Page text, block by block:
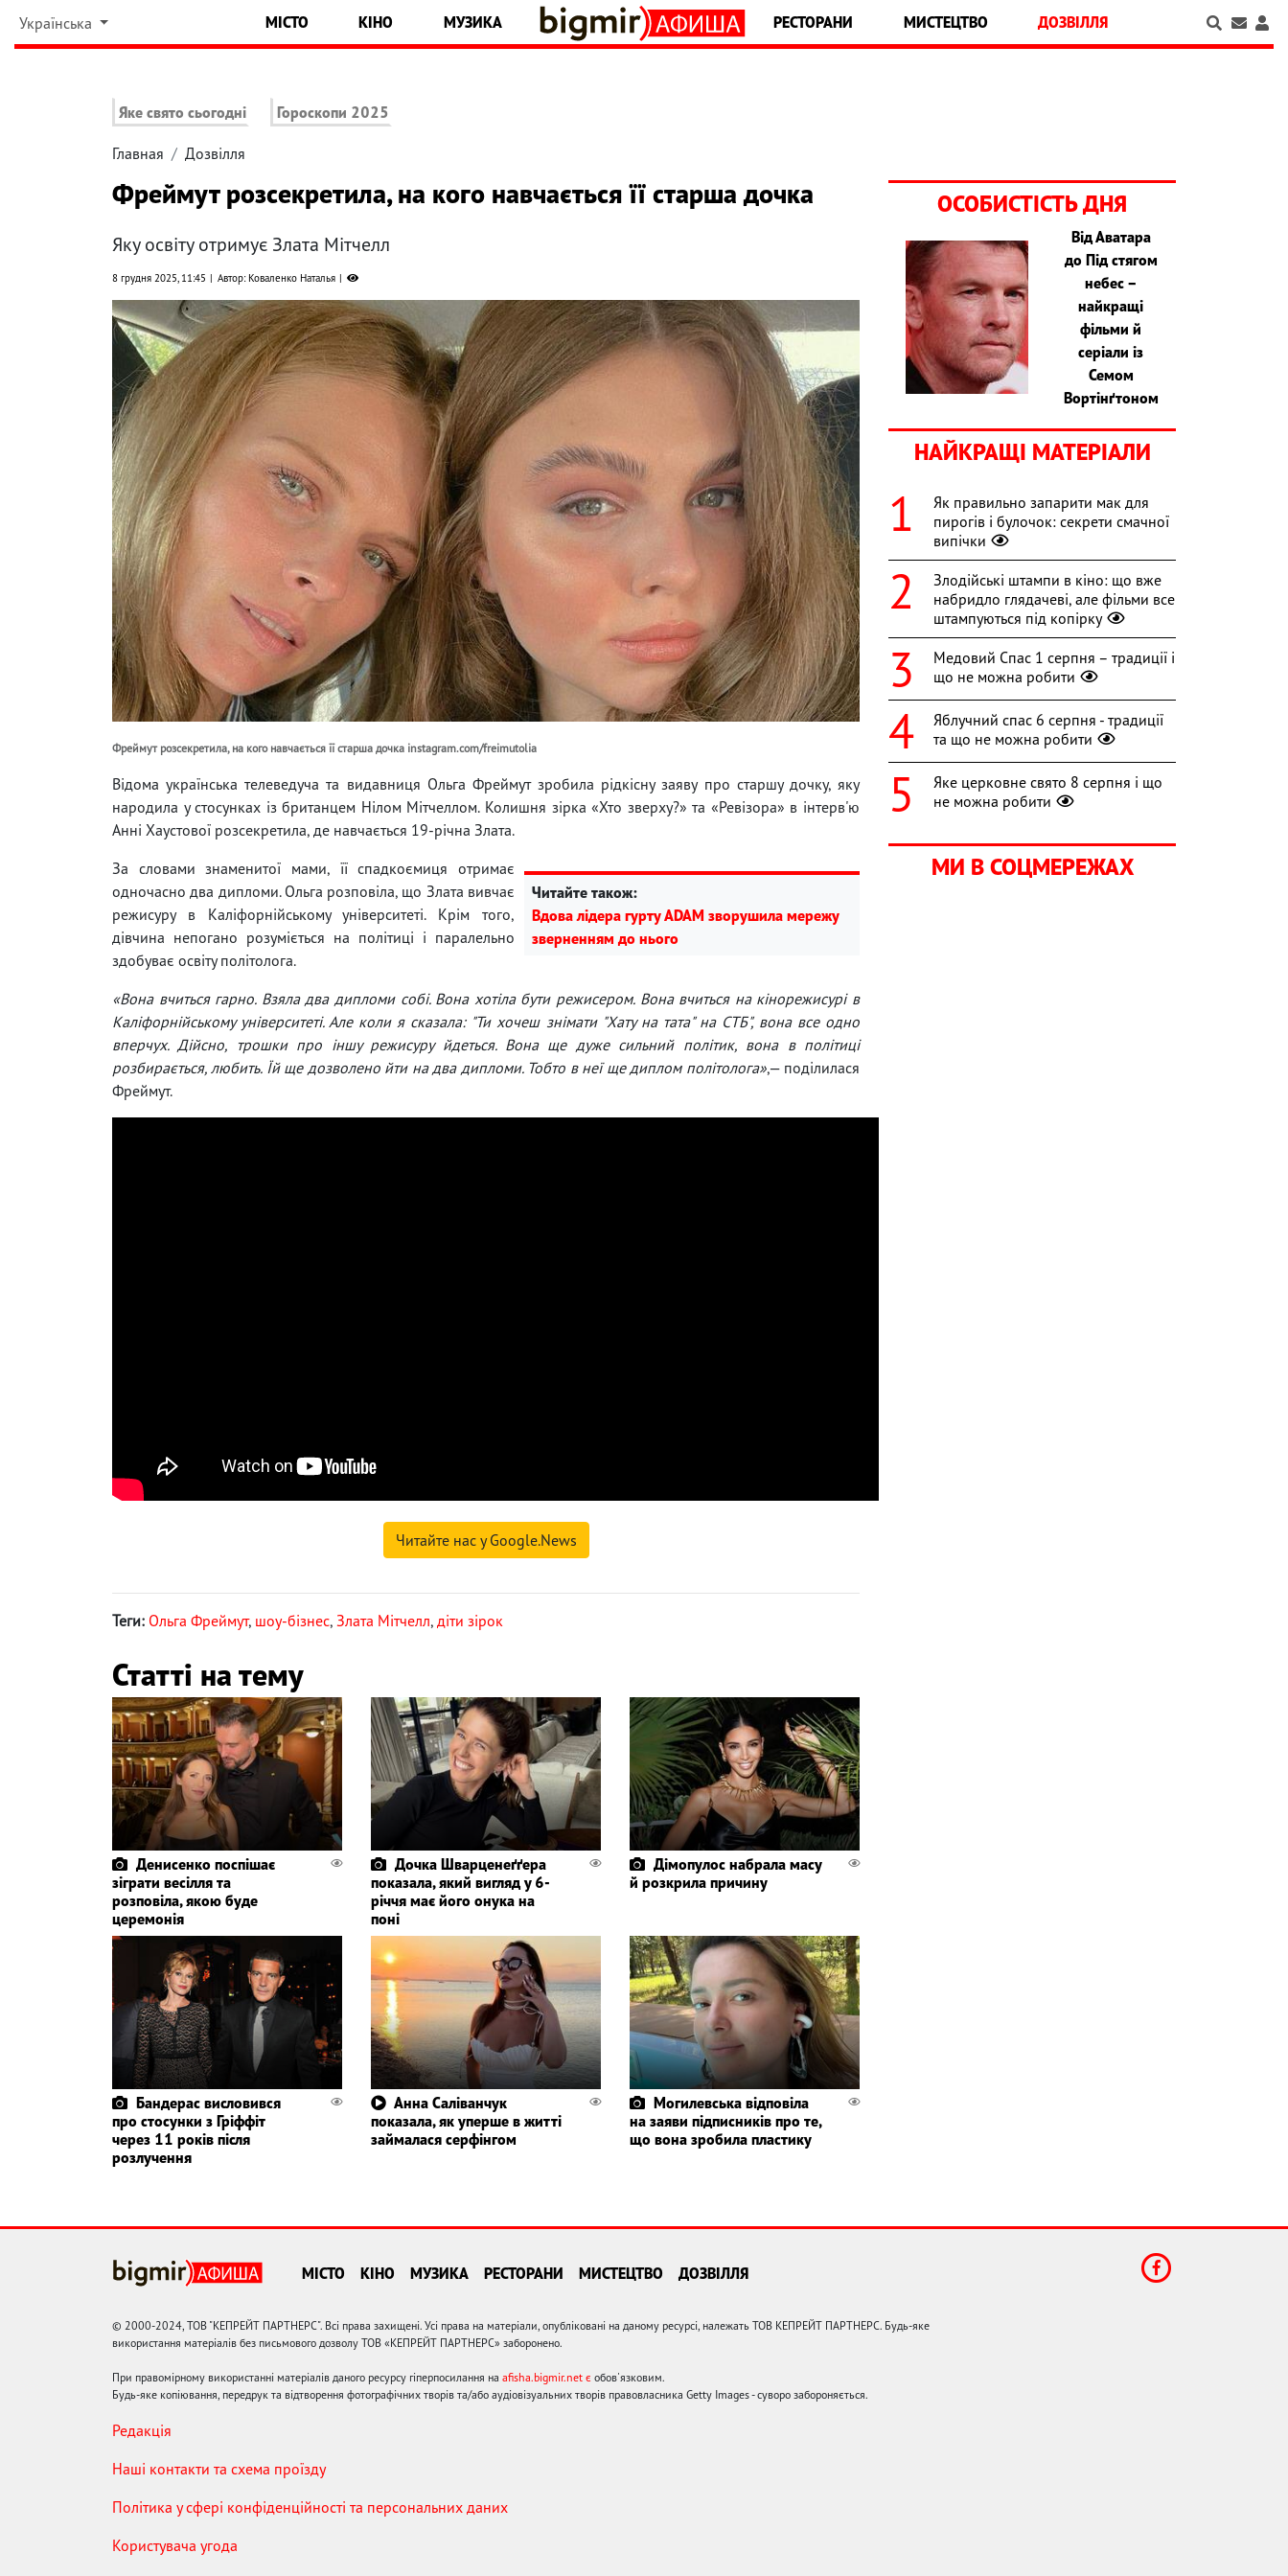
Українська МІСТО КІНО МУЗИКА РЕСТОРАНИ МИСТЕЦТВО ДОЗВІЛЛЯ
Яке свято сьогодні Гороскопи 2025
Главная Дозвілля
Фреймут розсекретила, на кого навчається її старша дочка
Яку освіту отримує Злата Мітчелл
8 грудня 2025, 11:45 Автор: Коваленко Наталья
Фреймут розсекретила, на кого навчається її старша дочка instagram.com/freimutolia
Відома українська телеведуча та видавниця Ольга Фреймут зробила рідкісну заяву про старшу дочку, яку
народила у стосунках із британцем Нілом Мітчеллом. Колишня зірка «Хто зверху?» та «Ревізора» в інтерв'ю
Анні Хаустової розсекретила, де навчається 19-річна Злата.
Читайте також:
Вдова лідера гурту ADAM зворушила мережу
зверненням до нього
За словами знаменитої мами, її спадкоємиця отримає
одночасно два дипломи. Ольга розповіла, що Злата вивчає
режисуру в Каліфорнійському університеті. Крім того,
дівчина непогано розуміється на політиці і паралельно
здобуває освіту політолога.
«Вона вчиться гарно. Взяла два дипломи собі. Вона хотіла бути режисером. Вона вчиться на кінорежисурі в
Каліфорнійському університеті. Але коли я сказала: "Ти хочеш знімати "Хату на тата" на СТБ", вона все одно
вперчух. Дійсно, трошки про іншу режисуру йдеться. Вона ще дуже сильний політик, вона в політиці
розбирається, любить. Їй ще дозволено йти на два дипломи. Тобто в неї ще диплом політолога»,— поділилася
Фреймут.
Читайте нас у Google.News
Теги: Ольга Фреймут, шоу-бізнес, Злата Мітчелл, діти зірок
Статті на тему
Денисенко поспішає
зіграти весілля та
розповіла, якою буде
церемонія
Дочка Шварценеґґера
показала, який вигляд у 6-
річчя має його онука на
поні
Дімопулос набрала масу
й розкрила причину
Бандерас висловився
про стосунки з Гріффіт
через 11 років після
розлучення
Анна Саліванчук
показала, як уперше в житті
займалася серфінгом
Могилевська відповіла
на заяви підписників про те,
що вона зробила пластику
ОСОБИСТІСТЬ ДНЯ
Від Аватара
до Під стягом
небес –
найкращі
фільми й
серіали із
Семом
Вортінґтоном
НАЙКРАЩІ МАТЕРІАЛИ
Як правильно запарити мак для
пирогів і булочок: секрети смачної
випічки
Злодійські штампи в кіно: що вже
набридло глядачеві, але фільми все
штампуються під копірку
Медовий Спас 1 серпня – традиції і
що не можна робити
Яблучний спас 6 серпня - традиції
та що не можна робити
Яке церковне свято 8 серпня і що
не можна робити
МИ В СОЦМЕРЕЖАХ
МІСТО КІНО МУЗИКА РЕСТОРАНИ МИСТЕЦТВО ДОЗВІЛЛЯ
© 2000-2024, ТОВ "КЕПРЕЙТ ПАРТНЕРС". Всі права захищені. Усі права на матеріали, опубліковані на даному ресурсі, належать ТОВ КЕПРЕЙТ ПАРТНЕРС. Будь-яке
використання матеріалів без письмового дозволу ТОВ «КЕПРЕЙТ ПАРТНЕРС» заборонено.
При правомірному використанні матеріалів даного ресурсу гіперпосилання на afisha.bigmir.net є обов'язковим.
Будь-яке копіювання, передрук та відтворення фотографічних творів та/або аудіовізуальних творів правовласника Getty Images - суворо забороняється.
Редакція
Наші контакти та схема проїзду
Політика у сфері конфіденційності та персональних даних
Користувача угода